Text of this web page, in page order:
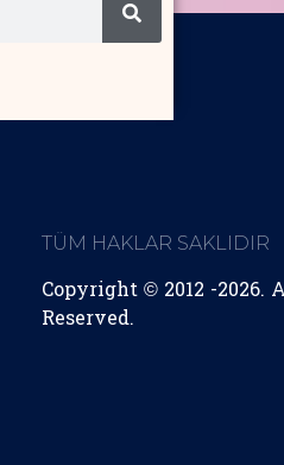
TÜM HAKLAR SAKLIDIR
Copyright © 2012 -2026.
Reserved.